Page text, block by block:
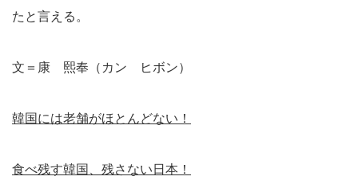
たと言える。
文＝康 熙奉（カン ヒボン）
韓国には老舗がほとんどない！
食べ残す韓国、残さない日本！